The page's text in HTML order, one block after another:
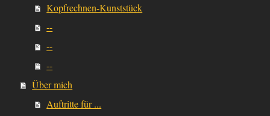
Kopfrechnen-Kunststück
--
--
--
Über mich
Auftritte für ...